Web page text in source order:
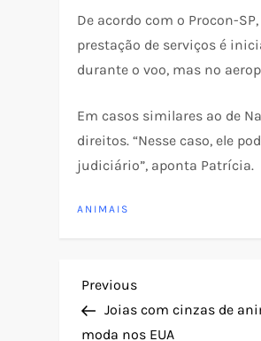
De acordo com o Procon-
prestação de serviços é
durante o voo, mas no
Em casos similares ao de
direitos. “Nesse caso, ele
judiciário”, aponta Patrícia.
ANIMAIS
N
a
Previous
Post
Previous
Joias com cinzas de
moda nos EUA